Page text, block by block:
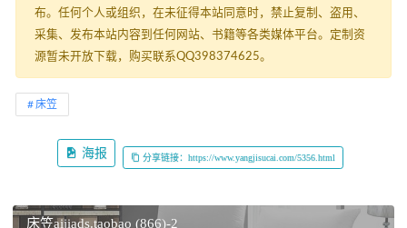
布。任何个人或组织，在未征得本站同意时，禁止复制、盗用、
采集、发布本站内容到任何网站、书籍等各类媒体平台。定制资
源暂未开放下载，购买联系QQ398374625。
床笠
海报 分享链接：https://www.yangjisucai.com/5356.html
床笠aijiads.taobao (866)-2